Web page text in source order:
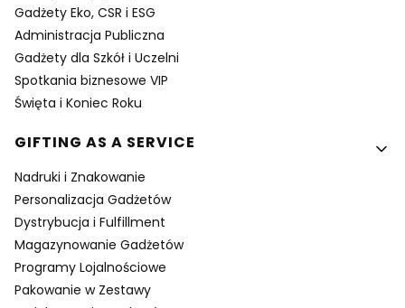
Gadżety Eko, CSR i ESG
Administracja Publiczna
Gadżety dla Szkół i Uczelni
Spotkania biznesowe VIP
Święta i Koniec Roku
GIFTING AS A SERVICE
Nadruki i Znakowanie
Personalizacja Gadżetów
Dystrybucja i Fulfillment
Magazynowanie Gadżetów
Programy Lojalnościowe
Pakowanie w Zestawy